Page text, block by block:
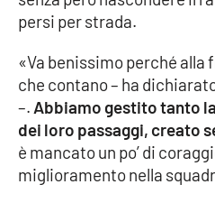
Economia e Lavoro
Politica
Sanità
persi per strada.
«Va benissimo perché alla
che contano – ha
–. Abbiamo gestito tanto
dei loro passaggi, creato
è mancato un po’ di
miglioramento nella